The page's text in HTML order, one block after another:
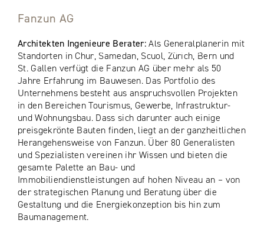
ausgetauscht.
Durch Klick auf den "Play"-Button werden alle
Drittanbieter-Inhalte künftig automatisch geladen.
Fanzun AG
Architekten Ingenieure Berater:Als Generalplanerin mit
Standorten in Chur, Samedan, Scuol, Zürich, Bern und
St. Gallen verfügt die Fanzun AG über mehr als 50
Jahre Erfahrung im Bauwesen. Das Portfolio des
Unternehmens besteht aus anspruchsvollen Projekten
in den Bereichen Tourismus, Gewerbe, Infrastruktur-
und Wohnungsbau. Dass sich darunter auch einige
preisgekrönte Bauten finden, liegt an der ganzheitlichen
Herangehensweise von Fanzun. Über 80 Generalisten
und Spezialisten vereinen ihr Wissen und bieten die
gesamte Palette an Bau- und
Immobiliendienstleistungen auf hohen Niveau an – von
der strategischen Planung und Beratung über die
Gestaltung und die Energiekonzeption bis hin zum
Baumanagement.